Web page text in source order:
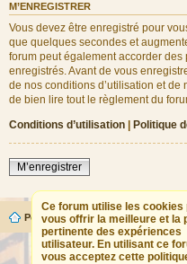
M’ENREGISTRER
Vous devez être enregistré pour
que quelques secondes et
forum peut également accorder
enregistrés. Avant de vous
de nos conditions d’utilisation et
de bien lire tout le règlement du
Conditions d’utilisation | Politique
M’enregistrer
Ce forum utilise les cookies
vous offrir la meilleure et la
pertinente des expériences
utilisateur. En utilisant ce
vous acceptez cette
Portail Forum